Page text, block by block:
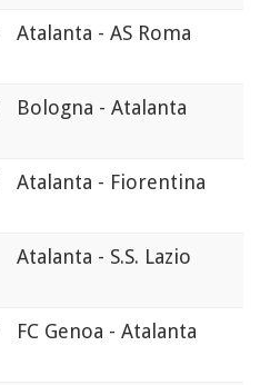
Atalanta - AS Roma
Bologna - Atalanta
Atalanta - Fiorentina
Atalanta - S.S. Lazio
FC Genoa - Atalanta